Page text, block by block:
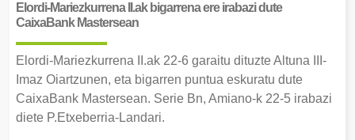
Elordi-Mariezkurrena II.ak bigarrena ere irabazi dute
CaixaBank Mastersean
Elordi-Mariezkurrena II.ak 22-6 garaitu dituzte Altuna III-
Imaz Oiartzunen, eta bigarren puntua eskuratu dute
CaixaBank Mastersean. Serie Bn, Amiano-k 22-5 irabazi
diete P.Etxeberria-Landari.